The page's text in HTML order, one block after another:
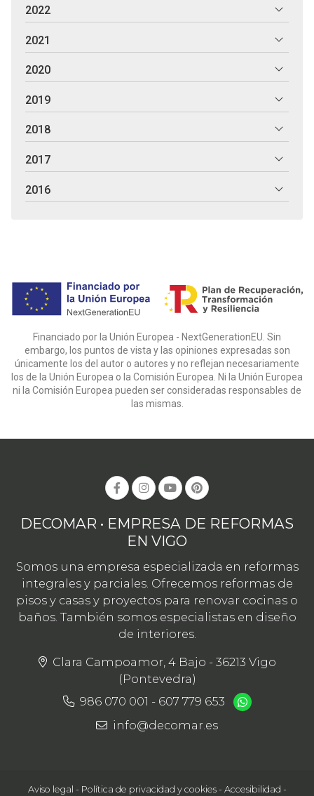
2022
2021
2020
2019
2018
2017
2016
Financiado por la Unión Europea - NextGenerationEU. Sin
embargo, los puntos de vista y las opiniones expresadas son
únicamente los del autor o autores y no reflejan necesariamente
los de la Unión Europea o la Comisión Europea. Ni la Unión Europea
ni la Comisión Europea pueden ser consideradas responsables de
las mismas.
DECOMAR • EMPRESA DE REFORMAS
EN VIGO
Somos una empresa especializada en reformas
integrales y parciales. Ofrecemos reformas de
pisos y casas y proyectos para renovar cocinas o
baños. También somos especialistas en diseño
de interiores.
Clara Campoamor, 4 Bajo - 36213 Vigo
(Pontevedra)
986 070 001 - 607 779 653
info@decomar.es
Aviso legal - Política de privacidad y cookies- Accesibilidad -